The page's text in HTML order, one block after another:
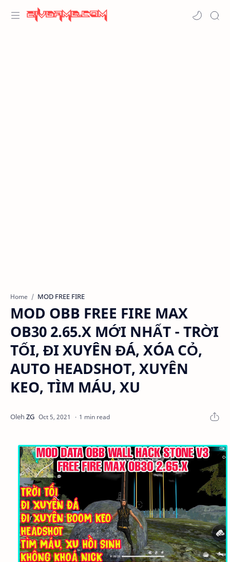
Home MOD FREE FIRE
MOD OBB FREE FIRE MAX
OB30 2.65.X MỚI NHẤT - TRỜI
TỐI, ĐI XUYÊN ĐÁ, XÓA CỎ,
AUTO HEADSHOT, XUYÊN
KEO, TÌM MÁU, XU
1 min read